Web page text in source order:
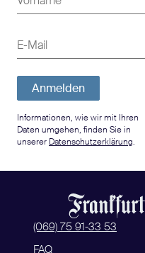
E-Mail
Anmelden
Informationen, wie wir mit Ihren
Daten umgehen, finden Sie in
unserer Datenschutzerklärung.
(069) 75 91-33 53
FAQ